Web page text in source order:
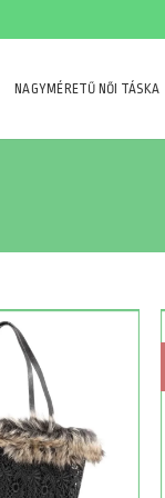
NAGYMÉRETŰ NŐI TÁSKA